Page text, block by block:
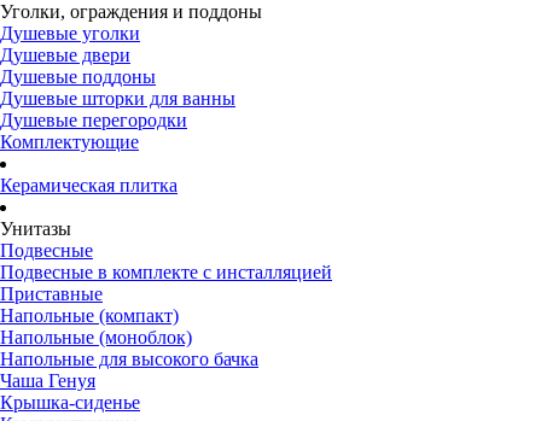
Уголки, ограждения и поддоны
Душевые уголки
Душевые двери
Душевые поддоны
Душевые шторки для ванны
Душевые перегородки
Комплектующие
Керамическая плитка
Унитазы
Подвесные
Подвесные в комплекте с инсталляцией
Приставные
Напольные (компакт)
Напольные (моноблок)
Напольные для высокого бачка
Чаша Генуя
Крышка-сиденье